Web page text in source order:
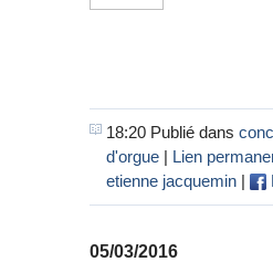
18:20 Publié dans
d'orgue | Lien
etienne jacquemin |
05/03/2016